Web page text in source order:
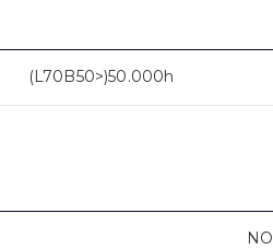
(L70B50>)50.000h
NO